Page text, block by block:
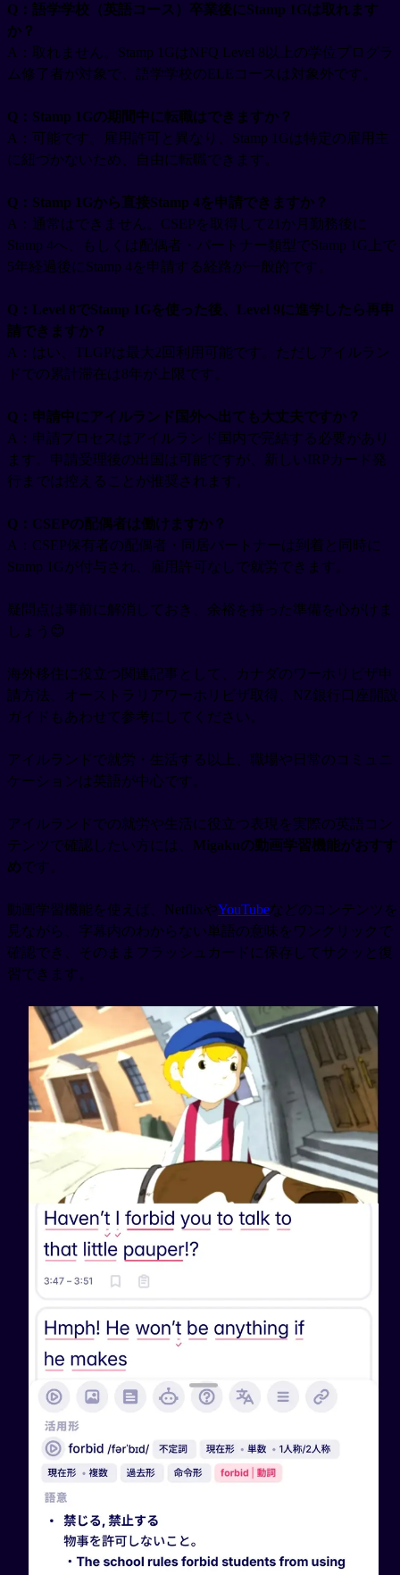
Q：語学学校（英語コース）卒業後にStamp 1Gは取れます
か？
A：取れません。Stamp 1GはNFQ Level 8以上の学位プログラ
ム修了者が対象で、語学学校のELEコースは対象外です。
Q：Stamp 1Gの期間中に転職はできますか？
A：可能です。雇用許可と異なり、Stamp 1Gは特定の雇用主
に紐づかないため、自由に転職できます。
Q：Stamp 1Gから直接Stamp 4を申請できますか？
A：通常はできません。CSEPを取得して21か月勤務後に
Stamp 4へ、もしくは配偶者・パートナー類型でStamp 1G上で
5年経過後にStamp 4を申請する経路が一般的です。
Q：Level 8でStamp 1Gを使った後、Level 9に進学したら再申
請できますか？
A：はい、TLGPは最大2回利用可能です。ただしアイルラン
ドでの累計滞在は8年が上限です。
Q：申請中にアイルランド国外へ出ても大丈夫ですか？
A：申請プロセスはアイルランド国内で完結する必要があり
ます。申請受理後の出国は可能ですが、新しいIRPカード発
行までは控えることが推奨されます。
Q：CSEPの配偶者は働けますか？
A：CSEP保有者の配偶者・同居パートナーは到着と同時に
Stamp 1Gが付与され、雇用許可なしで就労できます。
疑問点は事前に解消しておき、余裕を持った準備を心がけま
しょう😊
海外移住に役立つ関連記事として、カナダのワーホリビザ申
請方法、オーストラリアワーホリビザ取得、NZ銀行口座開設
ガイドもあわせて参考にしてください。
アイルランドで就労・生活する以上、職場や日常のコミュニ
ケーションは英語が中心です。
アイルランドでの就労や生活に役立つ表現を実際の英語コン
テンツで確認したい方には、 Migakuの動画学習機能がおすす
めです。
動画学習機能を使えば、NetflixやYouTubeなどのコンテンツを
見ながら、字幕内のわからない単語の意味をワンクリックで
確認でき、そのままフラッシュカードに保存してサクッと復
習できます。